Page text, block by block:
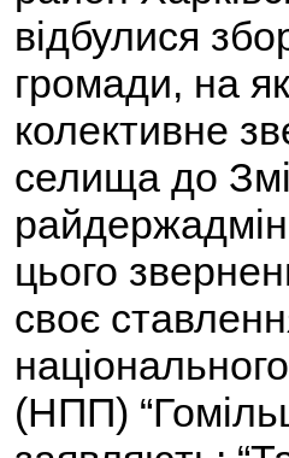
відбулися
громади, на
колективне
селища до
цього
своє
(НПП)